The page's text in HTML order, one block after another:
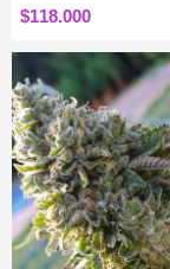
$118.000